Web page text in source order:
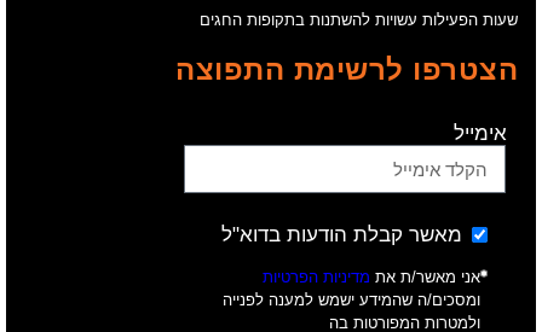
שעות הפעילות עשויות להשתנות בתקופות החגים
הצטרפו לרשימת התפוצה
אימייל
מאשר קבלת הודעות בדוא"ל
אני מאשר/ת את מדיניות הפרטיות
ומסכים/ה שהמידע ישמש למענה לפנייה
ולמטרות המפורטות בה